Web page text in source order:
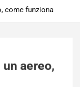
come funziona
aereo,